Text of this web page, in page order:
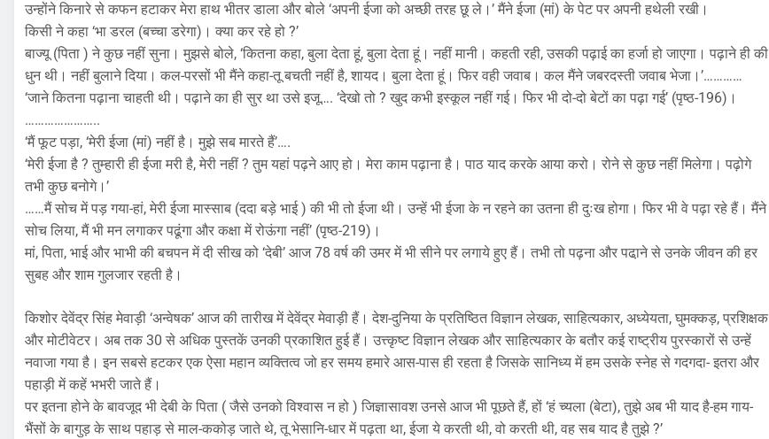
उन्होंने किनारे से कफन हटाकर मेरा हाथ भीतर डाला और बोले ‘अपनी ईजा को अच्छी तरह छू ले।’ मैंने ईजा (मां) के पेट पर अपनी हथेली रखी।
किसी ने कहा ‘भा डरल (बच्चा डरेगा)। क्या कर रहे हो ?’
बाज्यू (पिता ) ने कुछ नहीं सुना। मुझसे बोले, ‘कितना कहा, बुला देता हूं, बुला देता हूं। नहीं मानी। कहती रही, उसकी पढ़ाई का हर्जा हो जाएगा। पढ़ाने ही की
धुन थी। नहीं बुलाने दिया। कल-परसों भी मैंने कहा-तू बचती नहीं है, शायद। बुला देता हूं। फिर वही जवाब। कल मैंने जबरदस्ती जवाब भेजा।’…………
‘जाने कितना पढ़ाना चाहती थी। पढ़ाने का ही सुर था उसे इजू…. ‘देखो तो ? खुद कभी इस्कूल नहीं गई। फिर भी दो-दो बेटों का पढ़ा गई’ (पृष्ठ-196)।
…………………..
‘मैं फूट पड़ा, ‘मेरी ईजा (मां) नहीं है। मुझे सब मारते हैं’….
‘मेरी ईजा है ? तुम्हारी ही ईजा मरी है, मेरी नहीं ? तुम यहां पढ़ने आए हो। मेरा काम पढ़ाना है। पाठ याद करके आया करो। रोने से कुछ नहीं मिलेगा। पढ़ोगे
तभी कुछ बनोगे।’
……मैं सोच में पड़ गया-हां, मेरी ईजा मास्साब (ददा बड़े भाई ) की भी तो ईजा थी। उन्हें भी ईजा के न रहने का उतना ही दुःख होगा। फिर भी वे पढ़ा रहे हैं। मैंने
सोच लिया, मैं भी मन लगाकर पढूंगा और कक्षा में रोऊंगा नहीं’ (पृष्ठ-219)।
मां, पिता, भाई और भाभी की बचपन में दी सीख को ‘देबी’ आज 78 वर्ष की उमर में भी सीने पर लगाये हुए हैं। तभी तो पढ़ना और पढा़ने से उनके जीवन की हर
सुबह और शाम गुलजार रहती है।
किशोर देवेंद्र सिंह मेवाड़ी ‘अन्वेषक’ आज की तारीख में देवेंद्र मेवाड़ी हैं। देश-दुनिया के प्रतिष्ठित विज्ञान लेखक, साहित्यकार, अध्येयता, घुमक्कड़, प्रशिक्षक
और मोटीवेटर। अब तक 30 से अधिक पुस्तकें उनकी प्रकाशित हुई हैं। उत्त्कृष्ट विज्ञान लेखक और साहित्यकार के बतौर कई राष्ट्रीय पुरस्कारों से उन्हें
नवाजा गया है। इन सबसे हटकर एक ऐसा महान व्यक्तित्व जो हर समय हमारे आस-पास ही रहता है जिसके सानिध्य में हम उसके स्नेह से गदगदा- इतरा और
पहाड़ी में कहें भभरी जाते हैं।
पर इतना होने के बावजूद भी देबी के पिता ( जैसे उनको विश्वास न हो ) जिज्ञासावश उनसे आज भी पूछते हैं, हों ‘हं च्यला (बेटा), तुझे अब भी याद है-हम गाय-
भैंसों के बागुड़ के साथ पहाड़ से माल-ककोड़ जाते थे, तू भेसानि-धार में पढ़ता था, ईजा ये करती थी, वो करती थी, वह सब याद है तुझे ?’